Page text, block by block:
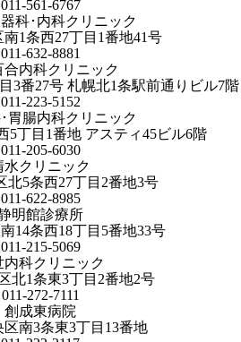
011-561-6767
科･内科クリニック
1条西27丁目1番地41号
011-632-8881
合内科クリニック
3番27号 札幌北1条駅前通りビル7階
011-223-5152
胃腸内科クリニック
5丁目1番地 アスティ45ビル6階
011-205-6030
水クリニック
北5条西27丁目2番地3号
011-622-8985
明館診療所
14条西18丁目5番地33号
011-215-5069
内科クリニック
北1条東3丁目2番地2号
011-272-7111
創成東病院
南3条東3丁目13番地